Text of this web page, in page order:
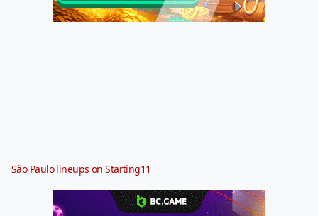
São Paulo lineups on Starting11